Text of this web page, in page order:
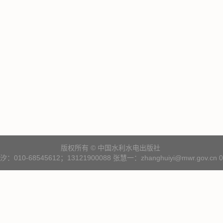
版权所有 © 中国水利水电出版社
：010-68545612；13121900088 张慧一：zhanghuiyi@mwr.gov.cn